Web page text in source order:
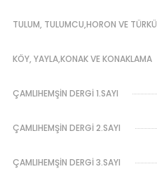
TULUM, TULUMCU,HORON VE TÜRKÜ
KÖY, YAYLA,KONAK VE KONAKLAMA
ÇAMLIHEMŞİN DERGİ 1.SAYI
ÇAMLIHEMŞİN DERGİ 2.SAYI
ÇAMLIHEMŞİN DERGİ 3.SAYI